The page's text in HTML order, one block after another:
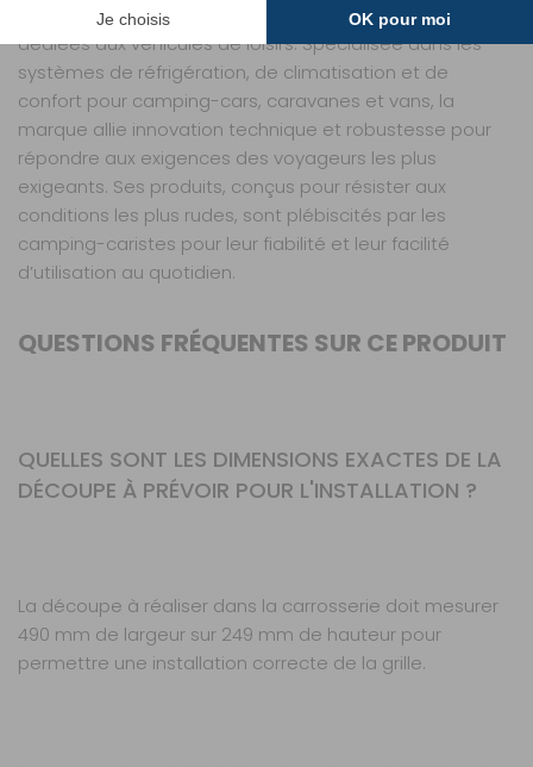
des décennies pour ses solutions d’équipement
dédiées aux véhicules de loisirs. Spécialisée dans les
systèmes de réfrigération, de climatisation et de
confort pour camping-cars, caravanes et vans, la
marque allie innovation technique et robustesse pour
répondre aux exigences des voyageurs les plus
exigeants. Ses produits, conçus pour résister aux
conditions les plus rudes, sont plébiscités par les
camping-caristes pour leur fiabilité et leur facilité
d’utilisation au quotidien.
QUESTIONS FRÉQUENTES SUR CE PRODUIT
QUELLES SONT LES DIMENSIONS EXACTES DE LA
DÉCOUPE À PRÉVOIR POUR L'INSTALLATION ?
La découpe à réaliser dans la carrosserie doit mesurer
490 mm de largeur sur 249 mm de hauteur pour
permettre une installation correcte de la grille.